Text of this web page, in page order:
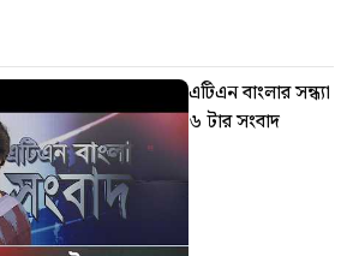
এটিএন বাংলার সন্ধ্যা
৬ টার সংবাদ